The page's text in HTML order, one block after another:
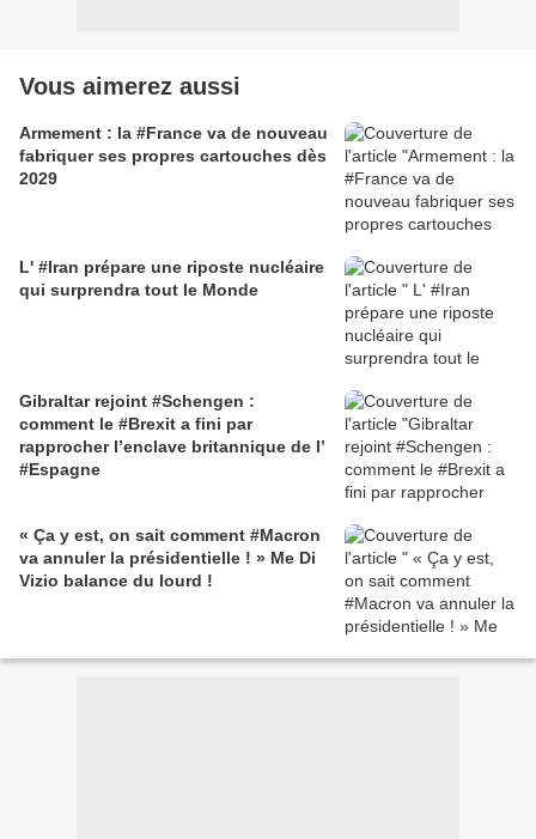
Vous aimerez aussi
Armement : la #France va de nouveau
fabriquer ses propres cartouches dès
2029
L' #Iran prépare une riposte nucléaire
qui surprendra tout le Monde
Gibraltar rejoint #Schengen :
comment le #Brexit a fini par
rapprocher l’enclave britannique de l’
#Espagne
« Ça y est, on sait comment #Macron
va annuler la présidentielle ! » Me Di
Vizio balance du lourd !